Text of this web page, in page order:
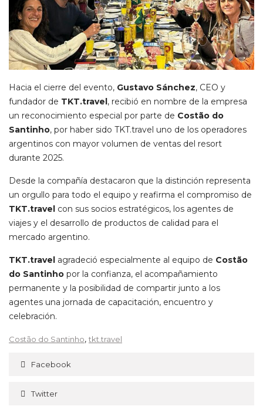
Hacia el cierre del evento, Gustavo Sánchez, CEO y
fundador de TKT.travel, recibió en nombre de la empresa
un reconocimiento especial por parte de Costão do
Santinho, por haber sido TKT.travel uno de los operadores
argentinos con mayor volumen de ventas del resort
durante 2025.
Desde la compañía destacaron que la distinción representa
un orgullo para todo el equipo y reafirma el compromiso de
TKT.travel con sus socios estratégicos, los agentes de
viajes y el desarrollo de productos de calidad para el
mercado argentino.
TKT.travel agradeció especialmente al equipo de Costão
do Santinho por la confianza, el acompañamiento
permanente y la posibilidad de compartir junto a los
agentes una jornada de capacitación, encuentro y
celebración.
Costão do Santinho, tkt.travel
Facebook
Twitter